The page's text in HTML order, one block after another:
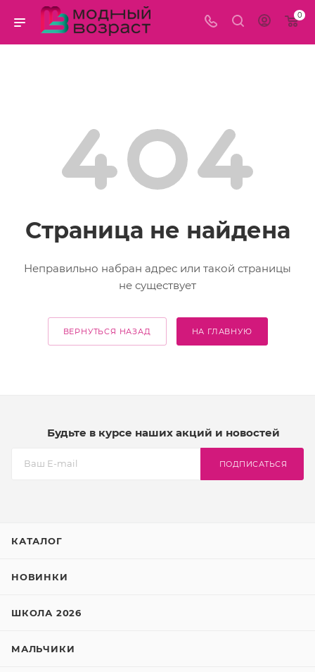
0
Страница не найдена
Неправильно набран адрес или такой страницы
не существует
ВЕРНУТЬСЯ НАЗАД НА ГЛАВНУЮ
Будьте в курсе наших акций и новостей
ПОДПИСАТЬСЯ
КАТАЛОГ
НОВИНКИ
ШКОЛА 2026
МАЛЬЧИКИ